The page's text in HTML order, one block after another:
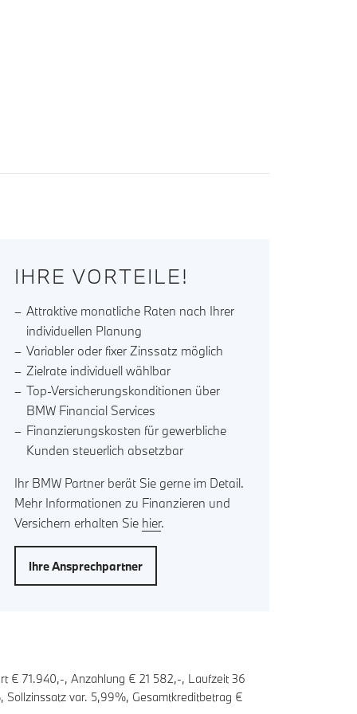
€ 71.940,-, Anzahlung € 21 582,-, Laufzeit36
Sollzinssatz var. 5,99%, Gesamtkreditbetrag €
IHRE VORTEILE!
Attraktive monatliche Raten nach Ihrer
individuellen Planung
Variabler oder fixer Zinssatz möglich
Zielrate individuell wählbar
Top-Versicherungskonditionen über
BMW Financial Services
Finanzierungskosten für gewerbliche
Kunden steuerlich absetzbar
Ihr BMW Partner berät Sie gerne im Detail.
Mehr Informationen zu Finanzieren und
Versichern erhalten Sie hier.
Ihre Ansprechpartner